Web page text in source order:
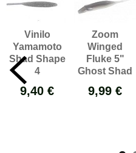
Vinilo
Yamamoto
Shad Shape
4
9,40 €
Zoom
Winged
Fluke 5"
Ghost Shad
9,99 €